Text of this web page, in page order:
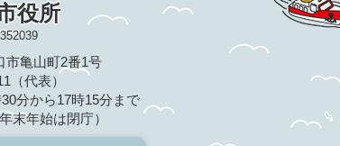
役所
亀山町2番1号
（代表）
分から17時15分まで
末年始は閉庁）